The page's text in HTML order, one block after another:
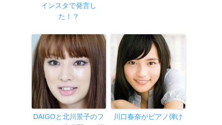
インスタで発言し
た！？
DAIGOと北川景子のフ
川口春奈がピアノ弾け